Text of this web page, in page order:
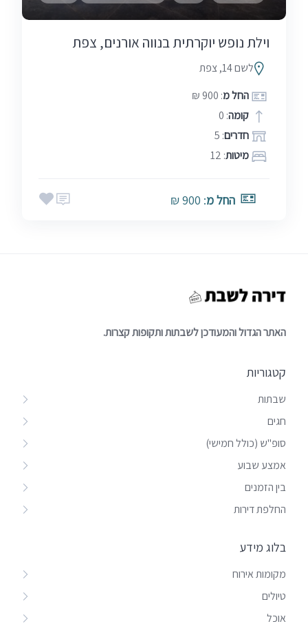
וילת נופש יוקרתית בנווה אורנים, צפת
לשם 14, צפת
החל מ: 900 ₪
קומה: 0
חדרים: 5
מיטות: 12
החל מ: 900 ₪
האתר הגדול והמעודכן לשבתות ותקופות קצרות.
קטגוריות
שבתות
חגים
סופ"ש (כולל חמישי)
אמצע שבוע
בין הזמנים
החלפת דירות
בלוג מידע
מקומות אירוח
טיולים
אוכל